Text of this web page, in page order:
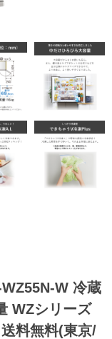
W 冷蔵
WZシリーズ
料無料(東京/